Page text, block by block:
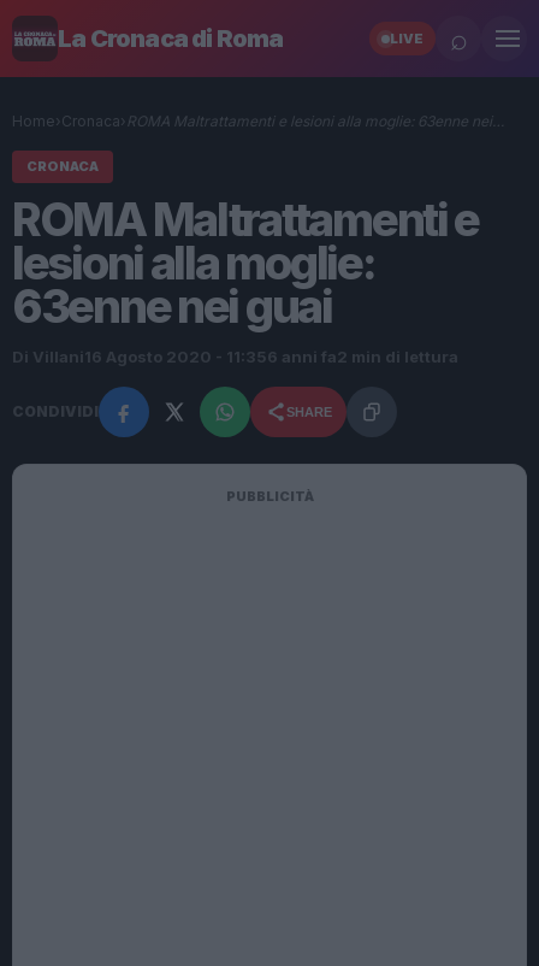
La Cronaca di Roma LIVE ⌕
Home› Cronaca› ROMA Maltrattamenti e lesioni alla moglie: 63enne nei…
CRONACA
ROMA Maltrattamenti e
lesioni alla moglie:
63enne nei guai
Di Villani 16 Agosto 2020 - 11:356 anni fa2 min di lettura
CONDIVIDI SHARE
PUBBLICITÀ